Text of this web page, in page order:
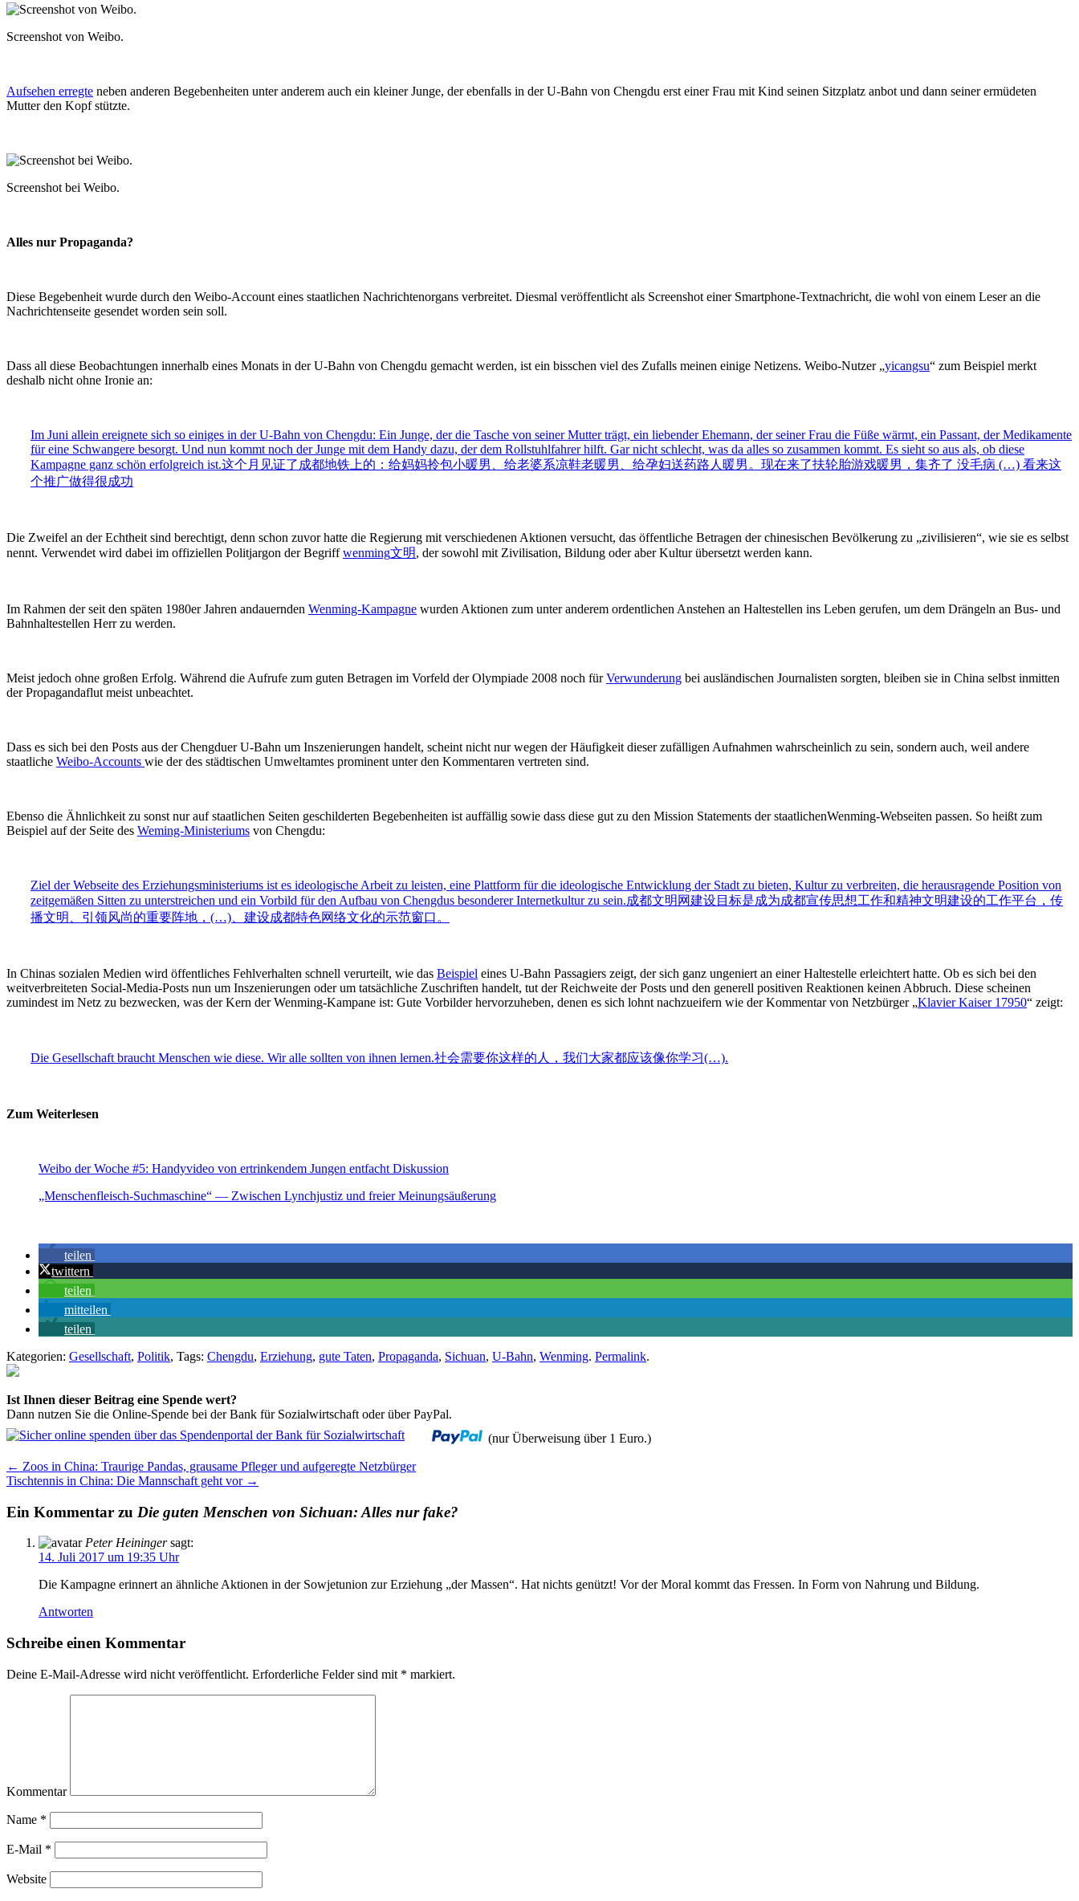
Screenshot von Weibo.
Aufsehen erregte neben anderen Begebenheiten unter anderem auch ein kleiner Junge, der ebenfalls in der U-Bahn von Chengdu erst einer Frau mit Kind seinen Sitzplatz anbot und dann seiner ermüdeten
Mutter den Kopf stützte.
Screenshot bei Weibo.
Alles nur Propaganda?
Diese Begebenheit wurde durch den Weibo-Account eines staatlichen Nachrichtenorgans verbreitet. Diesmal veröffentlicht als Screenshot einer Smartphone-Textnachricht, die wohl von einem Leser an die
Nachrichtenseite gesendet worden sein soll.
Dass all diese Beobachtungen innerhalb eines Monats in der U-Bahn von Chengdu gemacht werden, ist ein bisschen viel des Zufalls meinen einige Netizens. Weibo-Nutzer „yicangsu“ zum Beispiel merkt
deshalb nicht ohne Ironie an:
Im Juni allein ereignete sich so einiges in der U-Bahn von Chengdu: Ein Junge, der die Tasche von seiner Mutter trägt, ein liebender Ehemann, der seiner Frau die Füße wärmt, ein Passant, der Medikamente
für eine Schwangere besorgt. Und nun kommt noch der Junge mit dem Handy dazu, der dem Rollstuhlfahrer hilft. Gar nicht schlecht, was da alles so zusammen kommt. Es sieht so aus als, ob diese
Kampagne ganz schön erfolgreich ist.这个月见证了成都地铁上的：给妈妈拎包小暖男、给老婆系凉鞋老暖男、给孕妇送药路人暖男。现在来了扶轮胎游戏暖男，集齐了 没毛病 (…) 看来这
个推广做得很成功
Die Zweifel an der Echtheit sind berechtigt, denn schon zuvor hatte die Regierung mit verschiedenen Aktionen versucht, das öffentliche Betragen der chinesischen Bevölkerung zu „zivilisieren“, wie sie es selbst
nennt. Verwendet wird dabei im offiziellen Politjargon der Begriffwenming文明, der sowohl mit Zivilisation, Bildung oder aber Kultur übersetzt werden kann.
Im Rahmen der seit den späten 1980er Jahren andauernden Wenming-Kampagne wurden Aktionen zum unter anderem ordentlichen Anstehen an Haltestellen ins Leben gerufen, um dem Drängeln an Bus- und
Bahnhaltestellen Herr zu werden.
Meist jedoch ohne großen Erfolg. Während die Aufrufe zum guten Betragen im Vorfeld der Olympiade 2008 noch fürVerwunderung bei ausländischen Journalisten sorgten, bleiben sie in China selbst inmitten
der Propagandaflut meist unbeachtet.
Dass es sich bei den Posts aus der Chengduer U-Bahn um Inszenierungen handelt, scheint nicht nur wegen der Häufigkeit dieser zufälligen Aufnahmen wahrscheinlich zu sein, sondern auch, weil andere
staatliche Weibo-Accounts wie der des städtischen Umweltamtes prominent unter den Kommentaren vertreten sind.
Ebenso die Ähnlichkeit zu sonst nur auf staatlichen Seiten geschilderten Begebenheiten ist auffällig sowie dass diese gut zu den Mission Statements der staatlichenWenming-Webseiten passen. So heißt zum
Beispiel auf der Seite des Weming-Ministeriums von Chengdu:
Ziel der Webseite des Erziehungsministeriums ist es ideologische Arbeit zu leisten, eine Plattform für die ideologische Entwicklung der Stadt zu bieten, Kultur zu verbreiten, die herausragende Position von
zeitgemäßen Sitten zu unterstreichen und ein Vorbild für den Aufbau von Chengdus besonderer Internetkultur zu sein.成都文明网建设目标是成为成都宣传思想工作和精神文明建设的工作平台，传
播文明、引领风尚的重要阵地，(…)、建设成都特色网络文化的示范窗口。
In Chinas sozialen Medien wird öffentliches Fehlverhalten schnell verurteilt, wie das Beispiel eines U-Bahn Passagiers zeigt, der sich ganz ungeniert an einer Haltestelle erleichtert hatte. Ob es sich bei den
weitverbreiteten Social-Media-Posts nun um Inszenierungen oder um tatsächliche Zuschriften handelt, tut der Reichweite der Posts und den generell positiven Reaktionen keinen Abbruch. Diese scheinen
zumindest im Netz zu bezwecken, was der Kern der Wenming-Kampane ist: Gute Vorbilder hervorzuheben, denen es sich lohnt nachzueifern wie der Kommentar von Netzbürger „Klavier Kaiser 17950“ zeigt:
Die Gesellschaft braucht Menschen wie diese. Wir alle sollten von ihnen lernen.社会需要你这样的人，我们大家都应该像你学习(…).
Zum Weiterlesen
Weibo der Woche #5: Handyvideo von ertrinkendem Jungen entfacht Diskussion
„Menschenfleisch-Suchmaschine“ — Zwischen Lynchjustiz und freier Meinungsäußerung
teilen
twittern
teilen
mitteilen
teilen
Kategorien: Gesellschaft, Politik, Tags: Chengdu, Erziehung, gute Taten, Propaganda, Sichuan, U-Bahn, Wenming. Permalink.
Ist Ihnen dieser Beitrag eine Spende wert?
Dann nutzen Sie die Online-Spende bei der Bank für Sozialwirtschaft oder über PayPal.
(nur Überweisung über 1 Euro.)
← Zoos in China: Traurige Pandas, grausame Pfleger und aufgeregte Netzbürger
Tischtennis in China: Die Mannschaft geht vor →
Ein Kommentar zu Die guten Menschen von Sichuan: Alles nur fake?
Peter Heininger sagt:
14. Juli 2017 um 19:35 Uhr
Die Kampagne erinnert an ähnliche Aktionen in der Sowjetunion zur Erziehung „der Massen“. Hat nichts genützt! Vor der Moral kommt das Fressen. In Form von Nahrung und Bildung.
Antworten
Schreibe einen Kommentar
Deine E-Mail-Adresse wird nicht veröffentlicht. Erforderliche Felder sind mit * markiert.
Kommentar
Name *
E-Mail *
Website